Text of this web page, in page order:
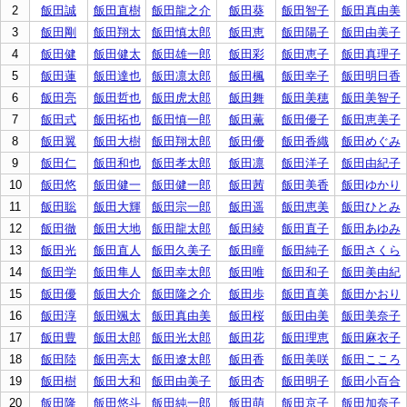
2 飯田誠 飯田直樹 飯田龍之介 飯田葵 飯田智子
飯田真由美
3
飯田剛 飯田翔太 飯田慎太郎 飯田恵 飯田陽子
飯田由美子
4
飯田健 飯田健太 飯田雄一郎 飯田彩 飯田恵子
飯田真理子
5
飯田蓮 飯田達也 飯田凛太郎 飯田楓 飯田幸子
飯田明日香
6
飯田亮 飯田哲也 飯田虎太郎 飯田舞 飯田美穂
飯田美智子
7
飯田式 飯田拓也 飯田慎一郎 飯田薫 飯田優子
飯田恵美子
8
飯田翼 飯田大樹 飯田翔太郎 飯田優 飯田香織
飯田めぐみ
9
飯田仁 飯田和也 飯田孝太郎 飯田凛 飯田洋子
飯田由紀子
10
飯田悠 飯田健一 飯田健一郎 飯田茜 飯田美香
飯田ゆかり
11
飯田聡 飯田大輝 飯田宗一郎 飯田遥 飯田恵美
飯田ひとみ
12
飯田徹 飯田大地 飯田龍太郎 飯田綾 飯田直子
飯田あゆみ
13
飯田光 飯田直人 飯田久美子 飯田瞳 飯田純子
飯田さくら
14
飯田学 飯田隼人 飯田幸太郎 飯田唯 飯田和子
飯田美由紀
15
飯田優 飯田大介 飯田隆之介 飯田歩 飯田直美
飯田かおり
16
飯田淳 飯田颯太 飯田真由美 飯田桜 飯田由美
飯田美奈子
17
飯田豊 飯田太郎 飯田光太郎 飯田花 飯田理恵
飯田麻衣子
18
飯田陸 飯田亮太 飯田遼太郎 飯田香 飯田美咲
飯田こころ
19
飯田樹 飯田大和 飯田由美子 飯田杏 飯田明子
飯田小百合
20
飯田隆 飯田悠斗 飯田純一郎 飯田萌 飯田京子 飯田加奈子